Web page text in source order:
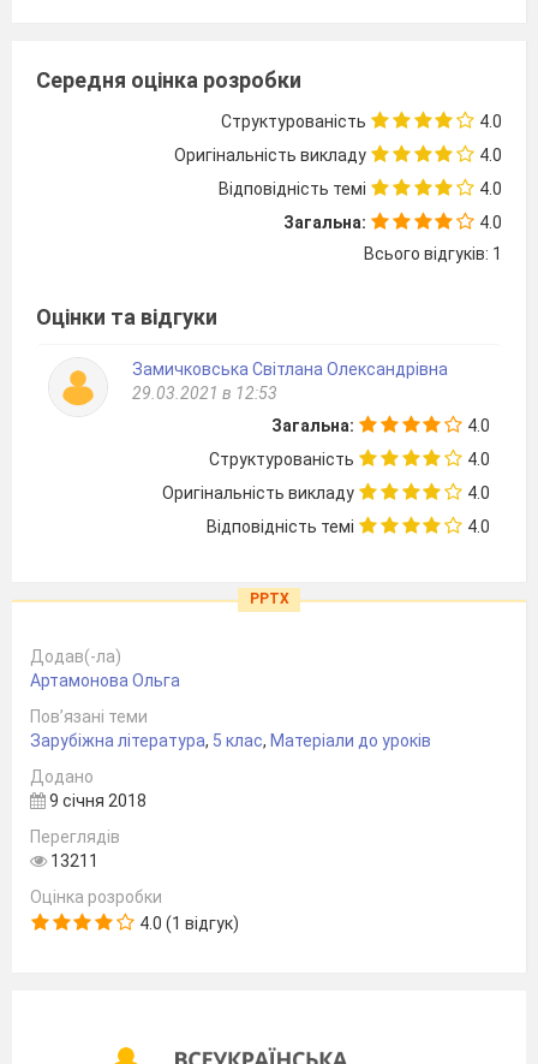
Середня оцінка розробки
Структурованість
4.0
Оригінальність викладу
4.0
Відповідність темі
4.0
Загальна:
4.0
Всього відгуків: 1
Оцінки та відгуки
Замичковська Світлана Олександрівна
29.03.2021 в 12:53
Загальна:
4.0
Структурованість
4.0
Оригінальність викладу
4.0
Відповідність темі
4.0
PPTX
Додав(-ла)
Артамонова Ольга
Пов’язані теми
Зарубіжна література, 5 клас, Матеріали до уроків
Додано
9 січня 2018
Переглядів
13211
Оцінка розробки
4.0 (1 відгук)